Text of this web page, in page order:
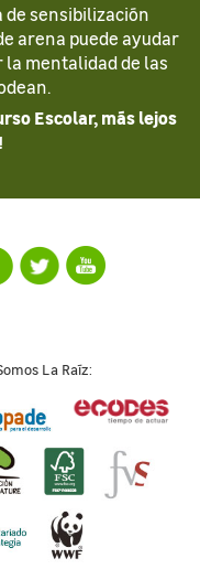
de sensibilización
arena puede ayudar
mentalidad de las
Escolar, más lejos
La Raíz: